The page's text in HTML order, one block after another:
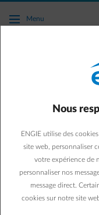
Accéder au contenu
Menu
Votre
On
Attention : il ne s’agit
décompte
Votre décompte
Nous
ENGIE utilise des
site web, personnaliser
votre expérience de
personnaliser nos
message direct.
cookies sur notre site